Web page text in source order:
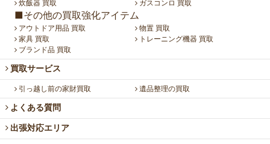
炊飯器 買取
ガスコンロ 買取
■その他の買取強化アイテム
アウトドア用品 買取
物置 買取
家具 買取
トレーニング機器 買取
ブランド品 買取
買取サービス
引っ越し前の家財買取 遺品整理の買取
よくある質問
出張対応エリア